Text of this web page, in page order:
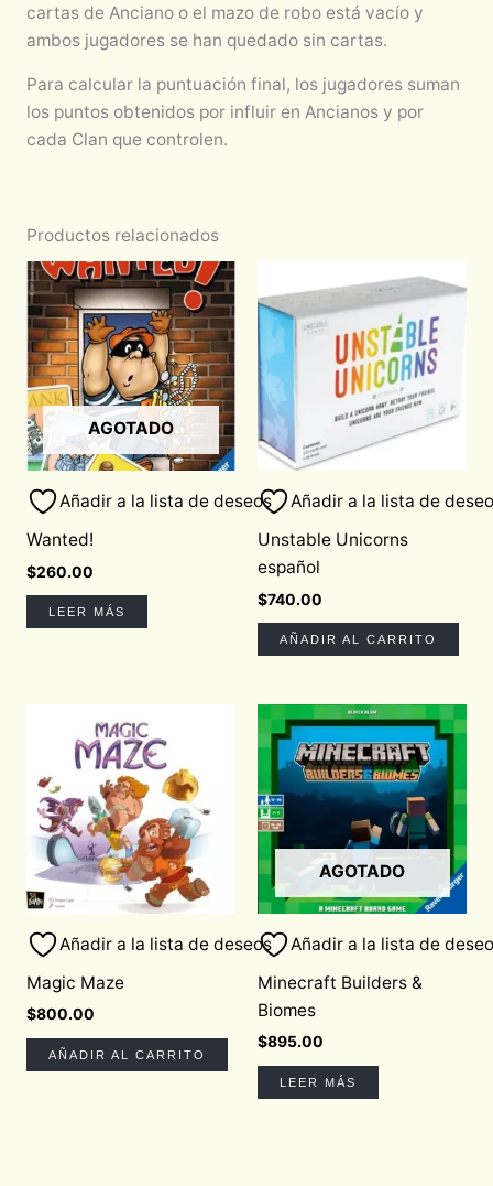
cartas de Anciano o el mazo de robo está vacío y
ambos jugadores se han quedado sin cartas.
Para calcular la puntuación final, los jugadores suman
los puntos obtenidos por influir en Ancianos y por
cada Clan que controlen.
Productos relacionados
AGOTADO
Añadir a la lista de deseos
Wanted!
$260.00
LEER MÁS
Añadir a la lista de
Unstable Unicorns
español
$740.00
AÑADIR AL CARRITO
Añadir a la lista de deseos
Magic Maze
$800.00
AÑADIR AL CARRITO
AGOTADO
Añadir a la lista de
Minecraft Builders &
Biomes
$895.00
LEER MÁS